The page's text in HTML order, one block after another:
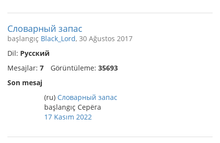
Словарный запас
başlangıç Black_Lord, 30 Ağustos 2017
Dil: Русский
Mesajlar: 7 Görüntüleme: 35693
Son mesaj
(ru) Словарный запас
başlangıç Серёга
17 Kasım 2022